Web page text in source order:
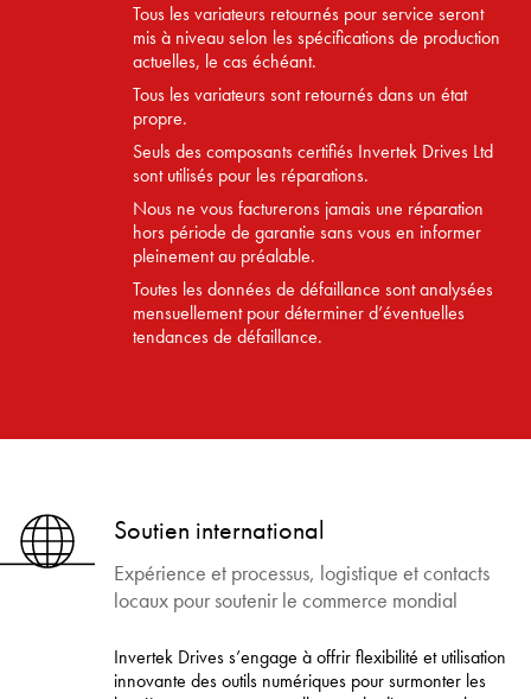
Tous les variateurs retournés pour service seront
mis à niveau selon les spécifications de production
actuelles, le cas échéant.
Tous les variateurs sont retournés dans un état
propre.
Seuls des composants certifiés Invertek Drives Ltd
sont utilisés pour les réparations.
Nous ne vous facturerons jamais une réparation
hors période de garantie sans vous en informer
pleinement au préalable.
Toutes les données de défaillance sont analysées
mensuellement pour déterminer d’éventuelles
tendances de défaillance.
Soutien international
Expérience et processus, logistique et contacts
locaux pour soutenir le commerce mondial
Invertek Drives s’engage à offrir flexibilité et utilisation
innovante des outils numériques pour surmonter les